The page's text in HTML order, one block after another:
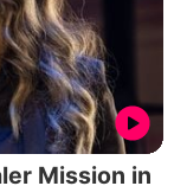
Mission in